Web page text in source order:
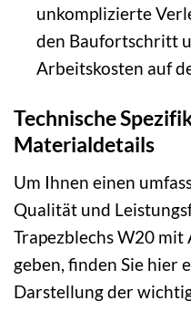
unkomplizierte
den Baufortschritt
Arbeitskosten auf
Technische
Materialdetails
Um Ihnen einen
Qualität und
Trapezblechs W20
geben, finden Sie hier
Darstellung der